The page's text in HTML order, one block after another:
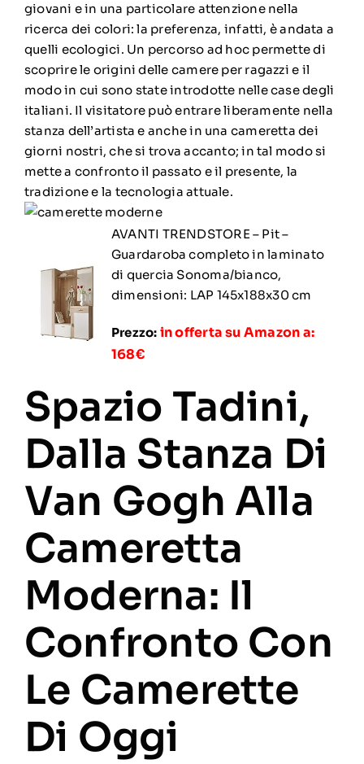
giovani e in una particolare attenzione nella
ricerca dei colori: la preferenza, infatti, è andata a
quelli ecologici. Un percorso ad hoc permette di
scoprire le origini delle camere per ragazzi e il
modo in cui sono state introdotte nelle case degli
italiani. Il visitatore può entrare liberamente nella
stanza dell’artista e anche in una cameretta dei
giorni nostri, che si trova accanto; in tal modo si
mette a confronto il passato e il presente, la
tradizione e la tecnologia attuale.
AVANTI TRENDSTORE – Pit –
Guardaroba completo in laminato
di quercia Sonoma/bianco,
dimensioni: LAP 145x188x30 cm
Prezzo: in offerta su Amazon a:
168€
Spazio Tadini,
Dalla Stanza Di
Van Gogh Alla
Cameretta
Moderna: Il
Confronto Con
Le Camerette
Di Oggi